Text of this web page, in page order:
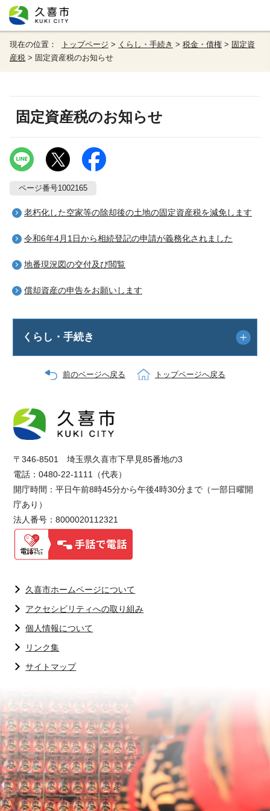
現在の位置： トップページ > くらし・手続き > 税金・債権 > 固定資
産税 > 固定資産税のお知らせ
固定資産税のお知らせ
ページ番号1002165
老朽化した空家等の除却後の土地の固定資産税を減免します
令和6年4月1日から相続登記の申請が義務化されました
地番現況図の交付及び閲覧
償却資産の申告をお願いします
くらし・手続き
前のページへ戻る トップページへ戻る
〒346-8501 埼玉県久喜市下早見85番地の3
電話：0480-22-1111（代表）
開庁時間：平日午前8時45分から午後4時30分まで（一部日曜開
庁あり）
法人番号：8000020112321
久喜市ホームページについて
アクセシビリティへの取り組み
個人情報について
リンク集
サイトマップ